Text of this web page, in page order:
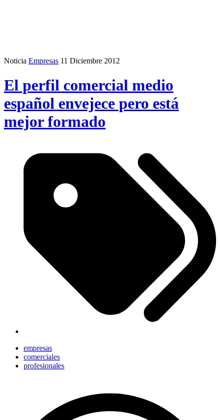
Noticia Empresas 11 Diciembre 2012
El perfil comercial medio
español envejece pero está
mejor formado
empresas
comerciales
profesionales